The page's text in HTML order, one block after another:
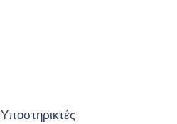
Υποστηρικτές